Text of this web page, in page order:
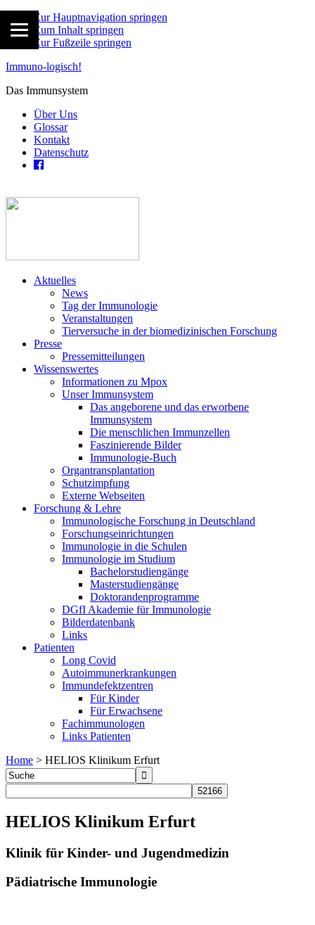
Zur Hauptnavigation springen
Zum Inhalt springen
Zur Fußzeile springen
Immuno-logisch!
Das Immunsystem
Über Uns
Glossar
Kontakt
Datenschutz
Aktuelles
News
Tag der Immunologie
Veranstaltungen
Tierversuche in der biomedizinischen Forschung
Presse
Pressemitteilungen
Wissenswertes
Informationen zu Mpox
Unser Immunsystem
Das angeborene und das erworbene
Immunsystem
Die menschlichen Immunzellen
Faszinierende Bilder
Immunologie-Buch
Organtransplantation
Schutzimpfung
Externe Webseiten
Forschung & Lehre
Immunologische Forschung in Deutschland
Forschungseinrichtungen
Immunologie in die Schulen
Immunologie im Studium
Bachelorstudiengänge
Masterstudiengänge
Doktorandenprogramme
DGfI Akademie für Immunologie
Bilderdatenbank
Links
Patienten
Long Covid
Autoimmunerkrankungen
Immundefektzentren
Für Kinder
Für Erwachsene
Fachimmunologen
Links Patienten
Home > HELIOS Klinikum Erfurt
HELIOS Klinikum Erfurt
Klinik für Kinder- und Jugendmedizin
Pädiatrische Immunologie